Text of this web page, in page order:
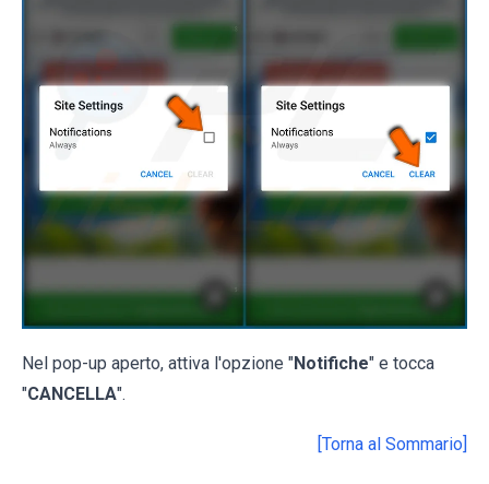
Nel pop-up aperto, attiva l'opzione "Notifiche" e tocca
"CANCELLA".
[Torna al Sommario]